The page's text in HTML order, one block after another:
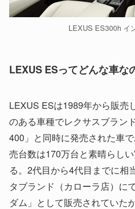
LEXUS ES300h イ
LEXUS ESってどんな車な
LEXUS ESは1989年から販売
のある車種でレクサスブラン
400」と同時に発売された車
売台数は170万台と素晴らし
る。2代目から4代目までに相
タブランド（カローラ店）に
ダム」として販売されていた